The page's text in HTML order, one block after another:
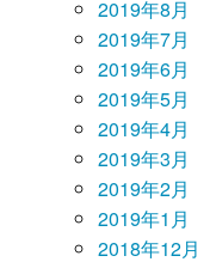
2019年8月
2019年7月
2019年6月
2019年5月
2019年4月
2019年3月
2019年2月
2019年1月
2018年12月